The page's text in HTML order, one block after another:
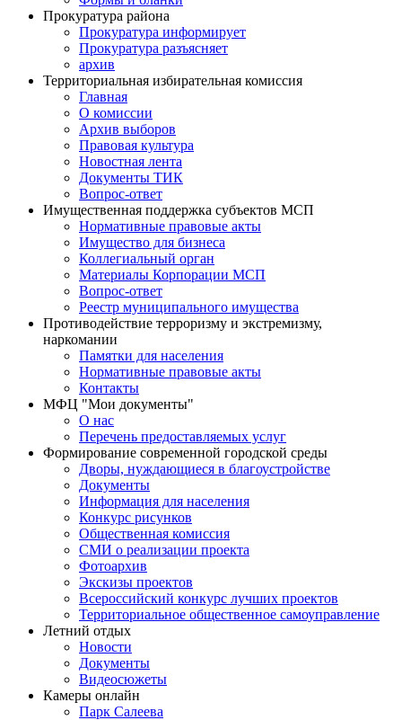
Прокуратура района
Прокуратура информирует
Прокуратура разъясняет
архив
Территориальная избирательная комиссия
Главная
О комиссии
Архив выборов
Правовая культура
Новостная лента
Документы ТИК
Вопрос-ответ
Имущественная поддержка субъектов МСП
Нормативные правовые акты
Имущество для бизнеса
Коллегиальный орган
Материалы Корпорации МСП
Вопрос-ответ
Реестр муниципального имущества
Противодействие терроризму и экстремизму,
наркомании
Памятки для населения
Нормативные правовые акты
Контакты
МФЦ "Мои документы"
О нас
Перечень предоставляемых услуг
Формирование современной городской среды
Дворы, нуждающиеся в благоустройстве
Документы
Информация для населения
Конкурс рисунков
Общественная комиссия
СМИ о реализации проекта
Фотоархив
Экскизы проектов
Всероссийский конкурс лучших проектов
Территориальное общественное самоуправление
Летний отдых
Новости
Документы
Видеосюжеты
Камеры онлайн
Парк Салеева